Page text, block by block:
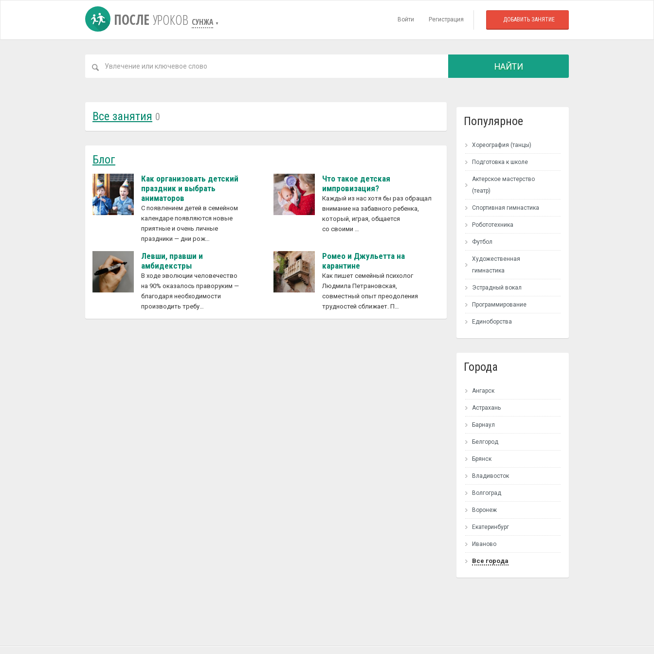
ПОСЛЕ УРОКОВ СУНЖА ▼
Войти Регистрация ДОБАВИТЬ ЗАНЯТИЕ
НАЙТИ
Все занятия 0
Блог
Как организовать детский
праздник и выбрать
аниматоров
С появлением детей в семейном
календаре появляются новые
приятные и очень личные
праздники — дни рож…
Что такое детская
импровизация?
Каждый из нас хотя бы раз обращал
внимание на забавного ребенка,
который, играя, общается
со своими …
Левши, правши и
амбидекстры
В ходе эволюции человечество
на 90% оказалось праворуким —
благодаря необходимости
производить требу…
Ромео и Джульетта на
карантине
Как пишет семейный психолог
Людмила Петрановская,
совместный опыт преодоления
трудностей сближает. П…
Популярное
Хореография (танцы)
Подготовка к школе
Актерское мастерство
(театр)
Спортивная гимнастика
Робототехника
Футбол
Художественная
гимнастика
Эстрадный вокал
Программирование
Единоборства
Города
Ангарск
Астрахань
Барнаул
Белгород
Брянск
Владивосток
Волгоград
Воронеж
Екатеринбург
Иваново
Все города